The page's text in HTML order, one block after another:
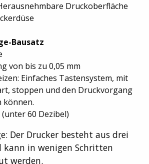
Druckoberfläche
Bausatz
von bis zu 0,05 mm
Einfaches Tastensystem, mit
stoppen und den Druckvorgang
können.
60 Dezibel)
Der Drucker besteht aus drei
in wenigen Schritten
werden.